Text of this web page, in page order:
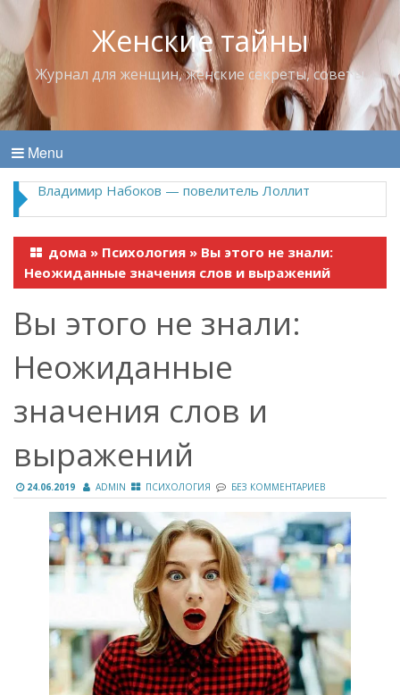
Женские тайны
Журнал для женщин, женские секреты, советы
Menu
Владимир Набоков — повелитель Лоллит
дома » Психология » Вы этого не знали:
Неожиданные значения слов и выражений
Вы этого не знали:
Неожиданные
значения слов и
выражений
24.06.2019 ADMIN ПСИХОЛОГИЯ БЕЗ КОММЕНТАРИЕВ